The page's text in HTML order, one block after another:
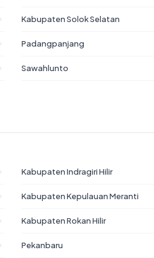
Kabupaten Solok Selatan
Padangpanjang
Sawahlunto
Kabupaten Indragiri Hilir
Kabupaten Kepulauan Meranti
Kabupaten Rokan Hilir
Pekanbaru